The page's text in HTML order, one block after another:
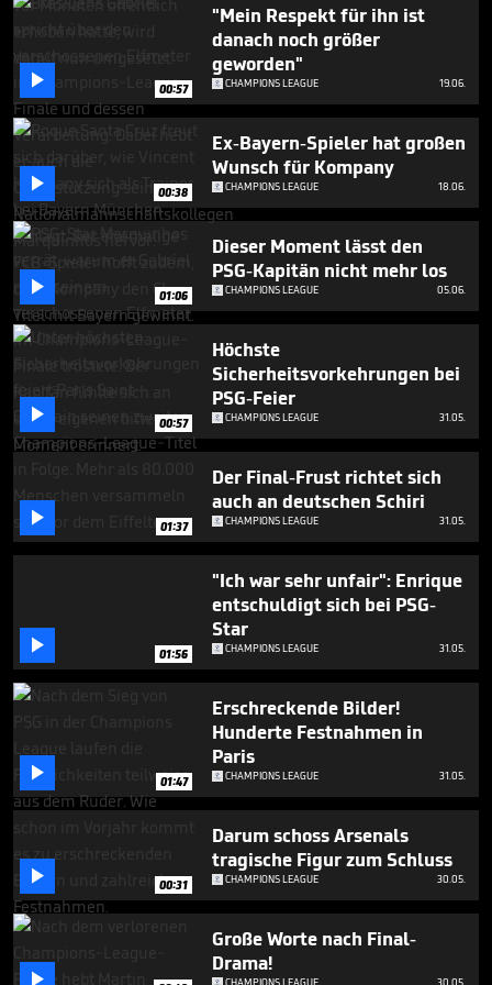
1
seconds
 00:57
"Mein Respekt für ihn ist
danach noch größer
geworden"
CHAMPIONS LEAGUE 19.06.
 00:38
Ex-Bayern-Spieler hat großen
Wunsch für Kompany
CHAMPIONS LEAGUE 18.06.
 01:06
Dieser Moment lässt den
PSG-Kapitän nicht mehr los
CHAMPIONS LEAGUE 05.06.
 00:57
Höchste
Sicherheitsvorkehrungen bei
PSG-Feier
CHAMPIONS LEAGUE 31.05.
 01:37
Der Final-Frust richtet sich
auch an deutschen Schiri
CHAMPIONS LEAGUE 31.05.
 01:56
"Ich war sehr unfair": Enrique
entschuldigt sich bei PSG-
Star
CHAMPIONS LEAGUE 31.05.
 01:47
Erschreckende Bilder!
Hunderte Festnahmen in
Paris
CHAMPIONS LEAGUE 31.05.
 00:31
Darum schoss Arsenals
tragische Figur zum Schluss
CHAMPIONS LEAGUE 30.05.

Große Worte nach Final-
Drama!